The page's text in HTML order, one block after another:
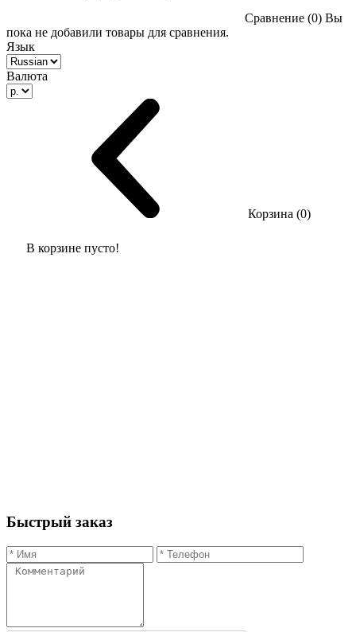
Сравнение (0) Вы
пока не добавили товары для сравнения.
Язык
Валюта
Корзина (0)
В корзине пусто!
Быстрый заказ